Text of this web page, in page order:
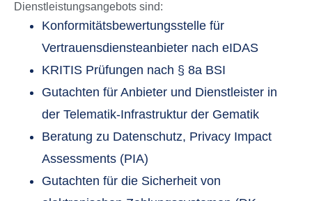
Dienstleistungsangebots sind:
Konformitätsbewertungsstelle für
Vertrauensdiensteanbieter nach eIDAS
KRITIS Prüfungen nach § 8a BSI
Gutachten für Anbieter und Dienstleister in
der Telematik-Infrastruktur der Gematik
Beratung zu Datenschutz, Privacy Impact
Assessments (PIA)
Gutachten für die Sicherheit von